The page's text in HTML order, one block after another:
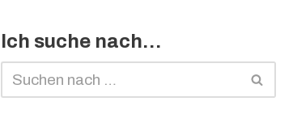
Ich suche nach…